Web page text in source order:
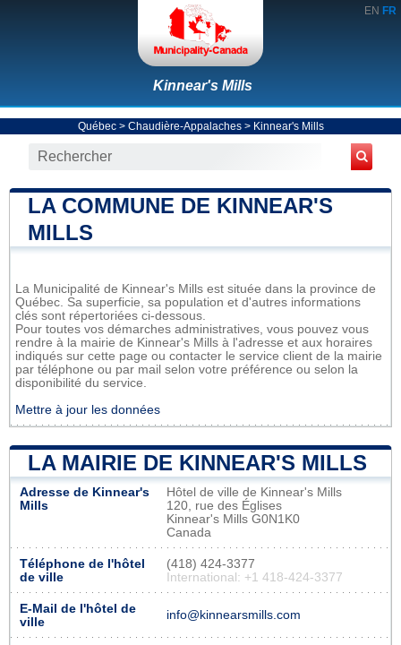
EN FR
Kinnear's Mills
Québec> Chaudière-Appalaches> Kinnear's Mills
LA COMMUNE DE KINNEAR'S
MILLS
La Municipalité de Kinnear's Mills est située dans la province de
Québec. Sa superficie, sa population et d'autres informations
clés sont répertoriées ci-dessous.
Pour toutes vos démarches administratives, vous pouvez vous
rendre à la mairie de Kinnear's Mills à l'adresse et aux horaires
indiqués sur cette page ou contacter le service client de la mairie
par téléphone ou par mail selon votre préférence ou selon la
disponibilité du service.
Mettre à jour les données
LA MAIRIE DE KINNEAR'S MILLS
Adresse de Kinnear's
Mills
Hôtel de ville de Kinnear's Mills
120, rue des Églises
Kinnear's Mills G0N1K0
Canada
Téléphone de l'hôtel
de ville
(418) 424-3377
International: +1 418-424-3377
E-Mail de l'hôtel de
ville
info@kinnearsmills.com